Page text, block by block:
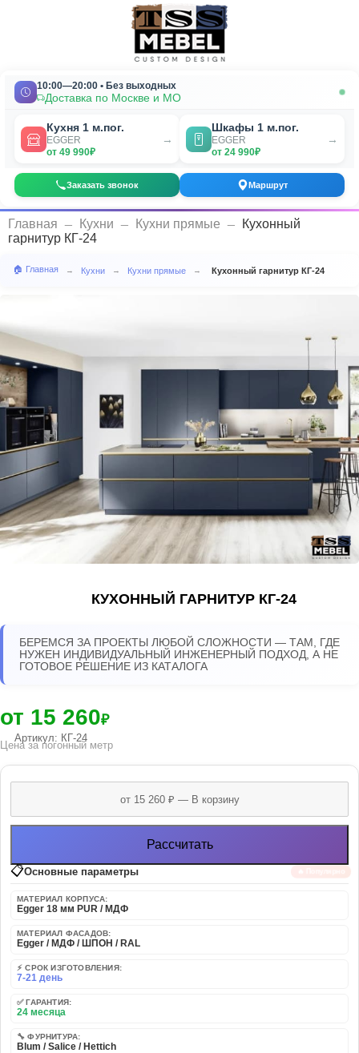
10:00—20:00 • Без выходных
Доставка по Москве и МО
Кухня 1 м.пог.
EGGER
от 49 990₽
→
Шкафы 1 м.пог.
EGGER
от 24 990₽
→
Заказать звонок Маршрут
Главная Кухни Кухни прямые
Кухонный
гарнитур КГ-24
🏠 Главная → Кухни → Кухни прямые → Кухонный гарнитур КГ-24
КУХОННЫЙ ГАРНИТУР КГ-24
БЕРЕМСЯ ЗА ПРОЕКТЫ ЛЮБОЙ СЛОЖНОСТИ — ТАМ, ГДЕ
НУЖЕН ИНДИВИДУАЛЬНЫЙ ИНЖЕНЕРНЫЙ ПОДХОД, А НЕ
ГОТОВОЕ РЕШЕНИЕ ИЗ КАТАЛОГА
от 15 260₽
Артикул: КГ-24
Цена за погонный метр
Рассчитать
📋Основные параметры
МАТЕРИАЛ КОРПУСА:
Egger 18 мм PUR / МДФ
МАТЕРИАЛ ФАСАДОВ:
Egger / МДФ / ШПОН / RAL
⚡ СРОК ИЗГОТОВЛЕНИЯ:
7-21 день
✅ ГАРАНТИЯ:
24 месяца
🔧 ФУРНИТУРА:
Blum / Salice / Hettich